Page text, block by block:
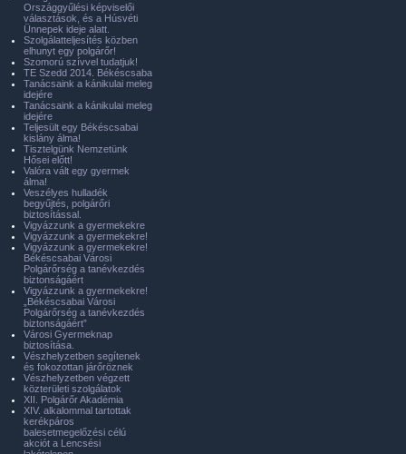
Országgyűlési képviselői
választások, és a Húsvéti
Ünnepek ideje alatt.
Szolgálatteljesítés közben
elhunyt egy polgárőr!
Szomorú szívvel tudatjuk!
TE Szedd 2014. Békéscsaba
Tanácsaink a kánikulai meleg
idejére
Tanácsaink a kánikulai meleg
idejére
Teljesült egy Békéscsabai
kislány álma!
Tisztelgünk Nemzetünk
Hősei előtt!
Valóra vált egy gyermek
álma!
Veszélyes hulladék
begyűjtés, polgárőri
biztosítással.
Vigyázzunk a gyermekekre
Vigyázzunk a gyermekekre!
Vigyázzunk a gyermekekre!
Békéscsabai Városi
Polgárőrség a tanévkezdés
biztonságáért
Vigyázzunk a gyermekekre!
„Békéscsabai Városi
Polgárőrség a tanévkezdés
biztonságáért”
Városi Gyermeknap
biztosítása.
Vészhelyzetben segítenek
és fokozottan járőröznek
Vészhelyzetben végzett
közterületi szolgálatok
XII. Polgárőr Akadémia
XIV. alkalommal tartottak
kerékpáros
balesetmegelőzési célú
akciót a Lencsési